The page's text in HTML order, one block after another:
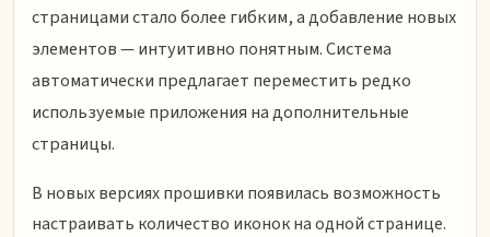
страницами стало более гибким, а добавление новых
элементов — интуитивно понятным. Система
автоматически предлагает переместить редко
используемые приложения на дополнительные
страницы.
В новых версиях прошивки появилась возможность
настраивать количество иконок на одной странице.